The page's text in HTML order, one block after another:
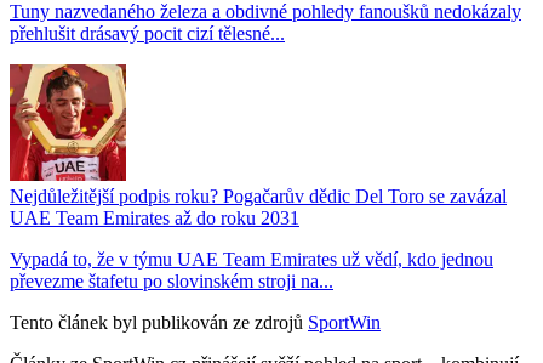
Tuny nazvedaného železa a obdivné pohledy fanoušků nedokázaly
přehlušit drásavý pocit cizí tělesné...
Nejdůležitější podpis roku? Pogačarův dědic Del Toro se zavázal
UAE Team Emirates až do roku 2031
Vypadá to, že v týmu UAE Team Emirates už vědí, kdo jednou
převezme štafetu po slovinském stroji na...
Tento článek byl publikován ze zdrojů SportWin